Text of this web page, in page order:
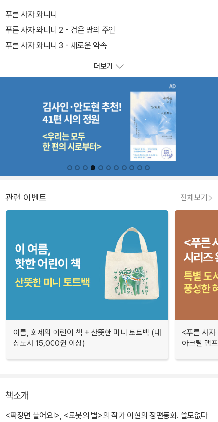
푸른 사자 와니니
푸른 사자 와니니 2 - 검은 땅의 주인
푸른 사자 와니니 3 - 새로운 약속
더보기
관련 이벤트 전체보기
여름, 화제의 어린이 책 + 산뜻한 미니 토트백 (대
상도서 15,000원 이상)
<푸른 사
아크릴 램
책소개
<짜장면 불어요!>, <로봇의 별>의 작가 이현의 장편동화. 쓸모없다